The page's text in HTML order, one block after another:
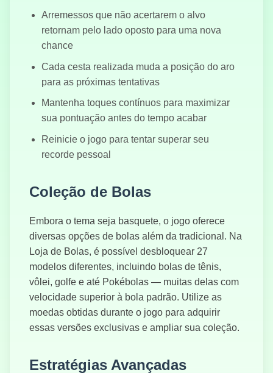
Snake Football
Couleurs
Assaut
Arremessos que não acertarem o alvo
retornam pelo lado oposto para uma nova
chance
Cada cesta realizada muda a posição do aro
para as próximas tentativas
Mantenha toques contínuos para maximizar
sua pontuação antes do tempo acabar
Reinicie o jogo para tentar superar seu
recorde pessoal
Coleção de Bolas
Embora o tema seja basquete, o jogo oferece
diversas opções de bolas além da tradicional. Na
Loja de Bolas, é possível desbloquear 27
modelos diferentes, incluindo bolas de tênis,
vôlei, golfe e até Pokébolas — muitas delas com
velocidade superior à bola padrão. Utilize as
moedas obtidas durante o jogo para adquirir
essas versões exclusivas e ampliar sua coleção.
Estratégias Avançadas